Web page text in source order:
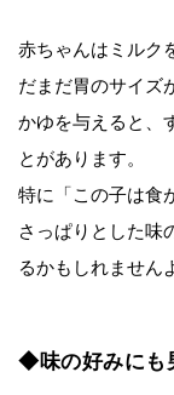
赤ちゃんはミルク
だまだ胃のサイズ
かゆを与えると、
とがあります。
特に「この子は食
さっぱりとした味
るかもしれません
◆味の好みにも